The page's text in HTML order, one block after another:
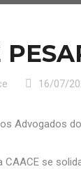
16/07/
Advogados
se